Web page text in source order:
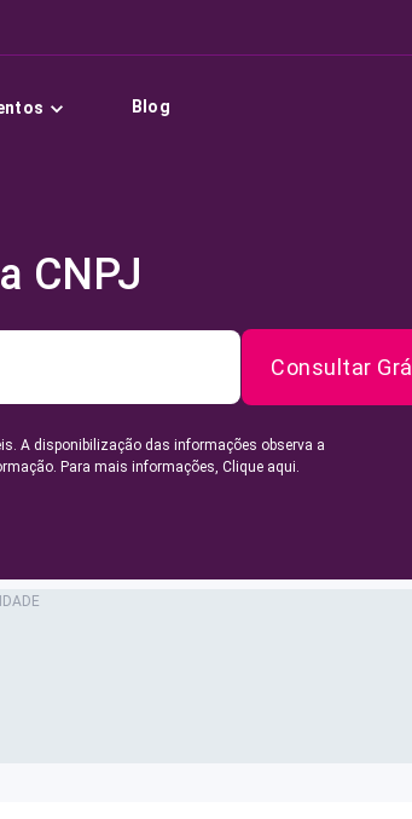
Blog
CNPJ
Consultar
A disponibilização das informações observa a
Para mais informações, Clique aqui.